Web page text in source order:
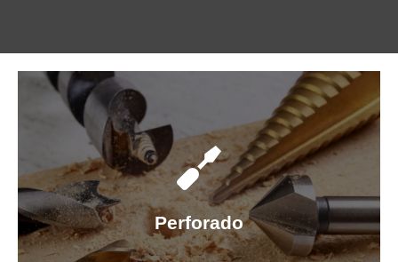
Perforado
Agujero para bisagra
Agujero para top
Aguiero para chapa